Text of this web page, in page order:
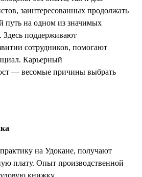
заинтересованных продолжать
путь на одном из значимых
Здесь поддерживают
сотрудников, помогают
Карьерный
— весомые причины выбрать
на Удокане, получают
плату. Опыт производственной